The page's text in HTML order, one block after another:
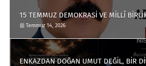
15 TEMMUZ DEMOKRASİ VE MİLLÎ
Temmuz 14, 2026
ENKAZDAN DOĞAN UMUT DEĞİL, BİR